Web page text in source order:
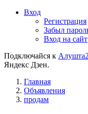
Вход
Регистрация
Забыл
Вход на сайт
Подключайся к
Яндекс Дзен.
Главная
Объявления
продам